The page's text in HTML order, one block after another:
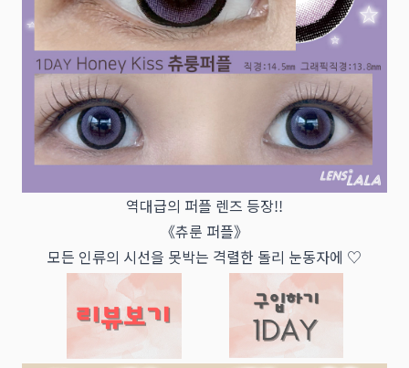
역대급의 퍼플 렌즈 등장!!
《츄룬 퍼플》
모든 인류의 시선을 못박는 격렬한 돌리 눈동자에 ♡